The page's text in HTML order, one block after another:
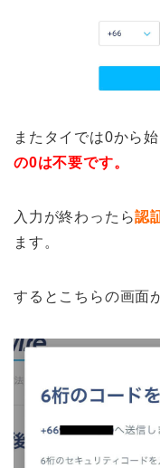
またタイでは0から
の0は不要です。
入力が終わったら認
ます。
するとこちらの画面